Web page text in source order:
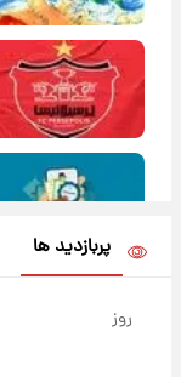
پربازدید ها
روز